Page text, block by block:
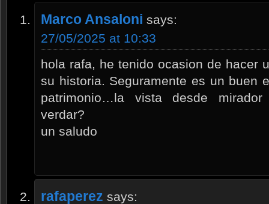
Marco Ansaloni says:
27/05/2025 at 10:33
hola rafa, he tenido ocasion de hacer
su historia. Seguramente es un buen
patrimonio…la vista desde
verdar?
un saludo
rafaperez says: